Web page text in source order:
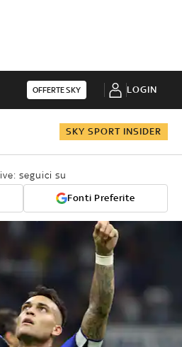
OFFERTE SKY LOGIN
SKY SPORT INSIDER
seguici su
Fonti Preferite